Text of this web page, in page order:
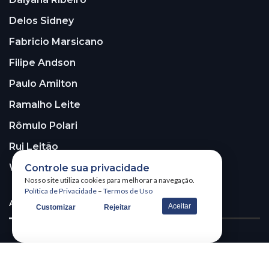
Delos Sidney
Fabricio Marsicano
Filipe Andson
Paulo Amilton
Ramalho Leite
Rômulo Polari
Rui Leitão
Walter Santos
ASSINE A NOSSA NEWSLETTER!
Controle sua privacidade
Nosso site utiliza cookies para melhorar a navegação.
Política de Privacidade – Termos de Uso
Customizar Rejeitar Aceitar